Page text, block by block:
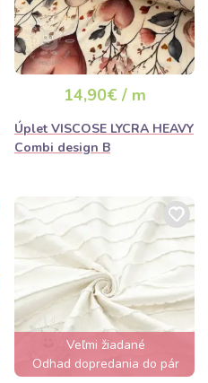
14,90€ / m
Úplet VISCOSE LYCRA HEAVY
Combi design B
Veľmi žiadané
Odhad dopredania do pár